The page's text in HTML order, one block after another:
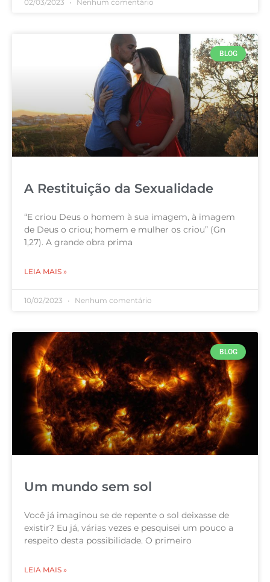
02/03/2023 Nenhum comentário
BLOG
A Restituição da Sexualidade
“E criou Deus o homem à sua imagem, à imagem
de Deus o criou; homem e mulher os criou” (Gn
1,27). A grande obra prima
LEIA MAIS »
10/02/2023 Nenhum comentário
BLOG
Um mundo sem sol
Você já imaginou se de repente o sol deixasse de
existir? Eu já, várias vezes e pesquisei um pouco a
respeito desta possibilidade. O primeiro
LEIA MAIS »